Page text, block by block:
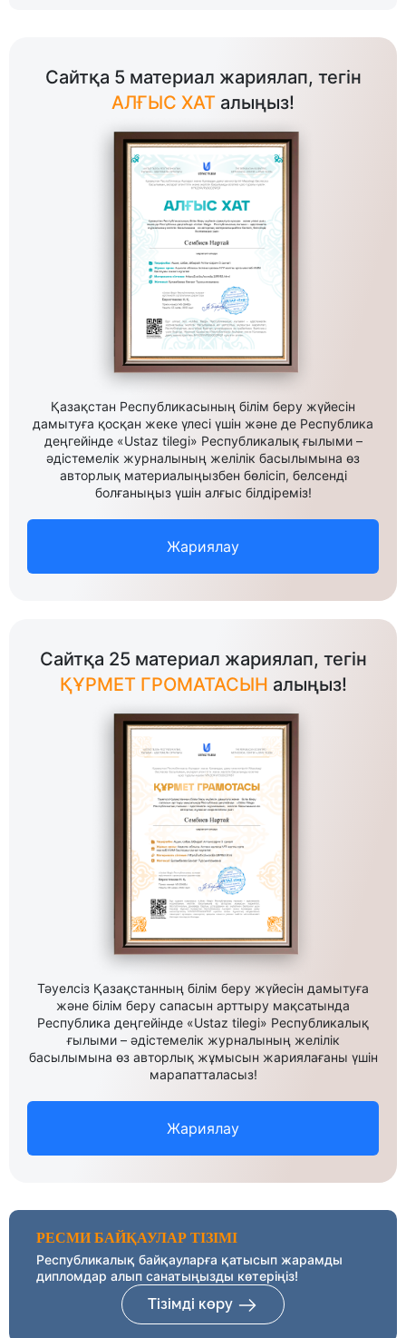
Сайтқа 5 материал жариялап, тегін
АЛҒЫС ХАТ алыңыз!
Қазақстан Республикасының білім беру жүйесін
дамытуға қосқан жеке үлесі үшін және де Республика
деңгейінде «Ustaz tilegi» Республикалық ғылыми –
әдістемелік журналының желілік басылымына өз
авторлық материалыңызбен бөлісіп, белсенді
болғаныңыз үшін алғыс білдіреміз!
Жариялау
Сайтқа 25 материал жариялап, тегін
ҚҰРМЕТ ГРОМАТАСЫН алыңыз!
Тәуелсіз Қазақстанның білім беру жүйесін дамытуға
және білім беру сапасын арттыру мақсатында
Республика деңгейінде «Ustaz tilegi» Республикалық
ғылыми – әдістемелік журналының желілік
басылымына өз авторлық жұмысын жариялағаны үшін
марапатталасыз!
Жариялау
РЕСМИ БАЙҚАУЛАР ТІЗІМІ
Республикалық байқауларға қатысып жарамды
дипломдар алып санатыңызды көтеріңіз!
Тізімді көру